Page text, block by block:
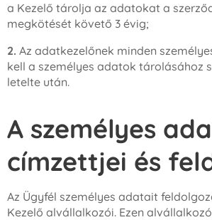
a Kezelő tárolja az adatokat a
megkötését követő 3 évig;
2. Az adatkezelőnek minden
kell a személyes adatok tárolásához
letelte után.
A személyes
címzettjei és
Az Ügyfél személyes adatait
Kezelő alvállalkozói. Ezen